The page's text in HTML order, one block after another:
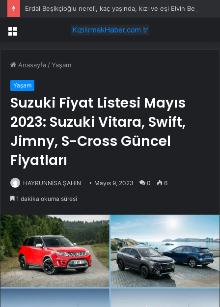
Menü
Anasayfa /Yaşam
Yaşam
Suzuki Fiyat Listesi Mayıs
2023: Suzuki Vitara, Swift,
Jimny, S-Cross Güncel
Fiyatları
HAYRUNNİSA ŞAHİN Mayıs 9, 2023 0 6
1 dakika okuma süresi